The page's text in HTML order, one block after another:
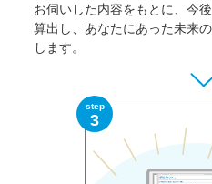
お伺いした内容をもとに、今
算出し、あなたにあった未来
します。
step
3